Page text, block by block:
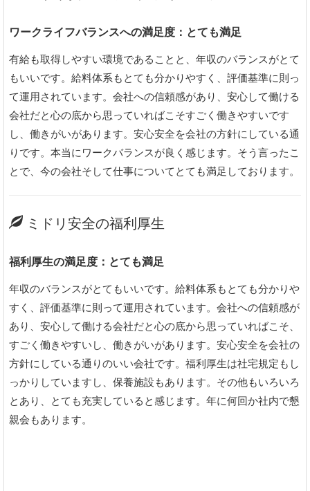
ワークライフバランスへの満足度：とても満足
有給も取得しやすい環境であることと、年収のバランスがとて
もいいです。給料体系もとても分かりやすく、評価基準に則っ
て運用されています。会社への信頼感があり、安心して働ける
会社だと心の底から思っていればこそすごく働きやすいです
し、働きがいがあります。安心安全を会社の方針にしている通
りです。本当にワークバランスが良く感じます。そう言ったこ
とで、今の会社そして仕事についてとても満足しております。
ミドリ安全の福利厚生
福利厚生の満足度：とても満足
年収のバランスがとてもいいです。給料体系もとても分かりや
すく、評価基準に則って運用されています。会社への信頼感が
あり、安心して働ける会社だと心の底から思っていればこそ、
すごく働きやすいし、働きがいがあります。安心安全を会社の
方針にしている通りのいい会社です。福利厚生は社宅規定もし
っかりしていますし、保養施設もあります。その他もいろいろ
とあり、とても充実していると感じます。年に何回か社内で懇
親会もあります。